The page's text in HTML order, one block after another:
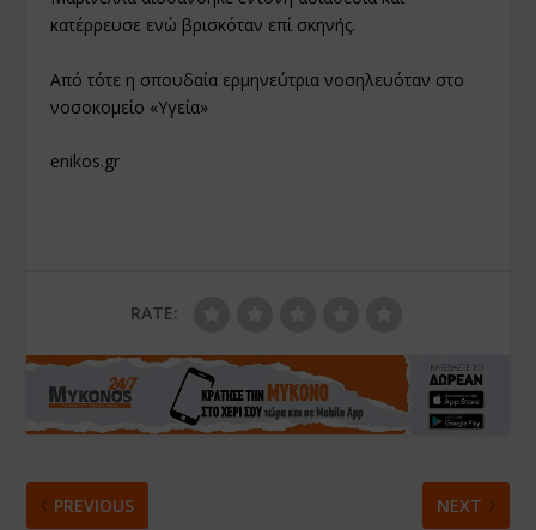
κατέρρευσε ενώ βρισκόταν επί σκηνής.
Από τότε η σπουδαία ερμηνεύτρια νοσηλευόταν στο
νοσοκομείο «Υγεία»
enikos.gr
RATE:
PREVIOUS NEXT